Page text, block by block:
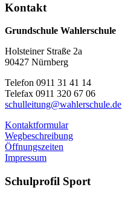
Kontakt
Grundschule Wahlerschule
Holsteiner Straße 2a
90427 Nürnberg
Telefon 0911 31 41 14
Telefax 0911 320 67 06
schulleitung@wahlerschule.de
Kontaktformular
Wegbeschreibung
Öffnungszeiten
Impressum
Schulprofil Sport